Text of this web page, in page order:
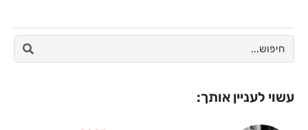
עשוי לעניין אותך: